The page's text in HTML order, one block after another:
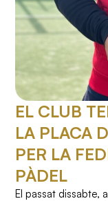
EL CLUB
LA PLACA
PER LA
PÀDEL
El passat dissabte,